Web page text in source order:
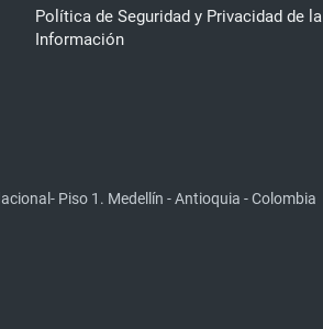
Política de Seguridad y Privacidad de la
Información
Piso 1. Medellín - Antioquia - Colombia